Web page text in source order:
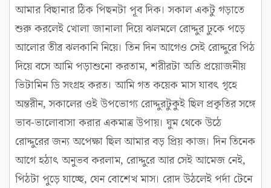
আমার বিছানার ঠিক পিছনটা পূব দিক। সকাল একটু গড়াতে
শুরু করলেই খোলা জানালা দিয়ে ঝলমলে রোদ্দুর ঢুকে পড়ে
আলোর তীব্র ঝলকানি নিয়ে। তিন দিন আগেও সেই রোদ্দুরে পিঠ
দিয়ে বসে আমি পড়াশুনো করতাম, শরীরটা অতি প্রয়োজনীয়
ভিটামিন ডি সংগ্রহ করত। আমি গত কয়েক মাস যাবৎ গৃহে
অন্তরীন, সকালের ওই উপভোগ্য রোদ্দুরটুকুই ছিল প্রকৃতির সঙ্গে
ভাব-ভালোবাসা করার একমাত্র উপায়। ঘুম থেকে উঠে
রোদ্দুরের জন্য অপেক্ষা ছিল আমার বড় প্রিয় কাজ। দিন তিনেক
আগে হঠাৎ অনুভব করলাম, রোদ্দুরে আর সেই আমেজ নেই,
পিঠটা পুড়ে যাচ্ছে, যেন বোশেখ মাস। রোদ উঠলেই পর্দা টেনে